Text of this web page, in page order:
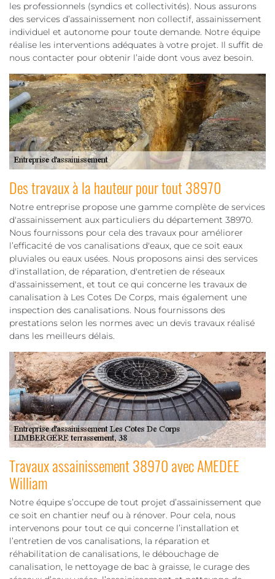
les professionnels (syndics et collectivités). Nous assurons
des services d’assainissement non collectif, assainissement
individuel et autonome pour toute demande. Notre équipe
réalise les interventions adéquates à votre projet. Il suffit de
nous contacter pour obtenir l’aide dont vous avez besoin.
Des travaux à la hauteur pour tout 38970
Notre entreprise propose une gamme complète de services
d'assainissement aux particuliers du département 38970.
Nous fournissons pour cela des travaux pour améliorer
l’efficacité de vos canalisations d'eaux, que ce soit eaux
pluviales ou eaux usées. Nous proposons ainsi des services
d'installation, de réparation, d'entretien de réseaux
d'assainissement, et tout ce qui concerne les travaux de
canalisation à Les Cotes De Corps, mais également une
inspection des canalisations. Nous fournissons des
prestations selon les normes avec un devis travaux réalisé
dans les meilleurs délais.
Travaux assainissement 38970 avec AMEDEE
William
Notre équipe s’occupe de tout projet d’assainissement que
ce soit en chantier neuf ou à rénover. Pour cela, nous
intervenons pour tout ce qui concerne l’installation et
l’entretien de vos canalisations, la réparation et
réhabilitation de canalisations, le débouchage de
canalisation, le nettoyage de bac à graisse, le curage des